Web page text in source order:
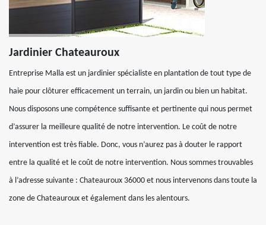
Jardinier Chateauroux
Entreprise Malla est un jardinier spécialiste en plantation de tout type de
haie pour clôturer efficacement un terrain, un jardin ou bien un habitat.
Nous disposons une compétence suffisante et pertinente qui nous permet
d’assurer la meilleure qualité de notre intervention. Le coût de notre
intervention est très fiable. Donc, vous n’aurez pas à douter le rapport
entre la qualité et le coût de notre intervention. Nous sommes trouvables
à l’adresse suivante : Chateauroux 36000 et nous intervenons dans toute la
zone de Chateauroux et également dans les alentours.